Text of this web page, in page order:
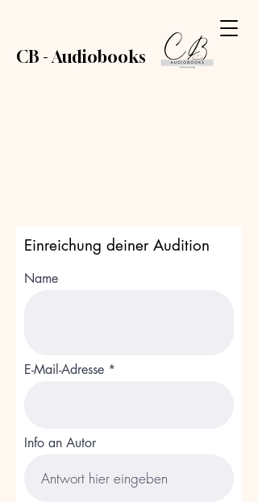
CB - Audiobooks
Einreichung deiner Audition
Name
E-Mail-Adresse
Info an Autor